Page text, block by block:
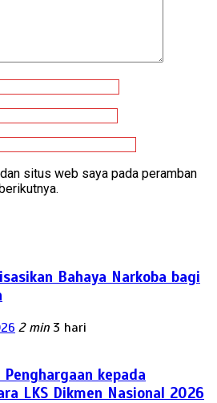
situs web saya pada peramban
Bahaya Narkoba bagi
2 min 3 hari
kepada
LKS Dikmen Nasional 2026